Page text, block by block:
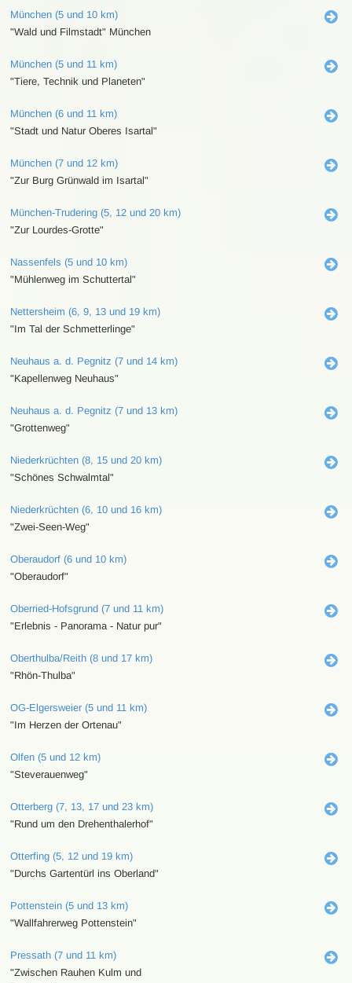
München (5 und 10 km)
"Wald und Filmstadt" München
München (5 und 11 km)
"Tiere, Technik und Planeten"
München (6 und 11 km)
"Stadt und Natur Oberes Isartal"
München (7 und 12 km)
"Zur Burg Grünwald im Isartal"
München-Trudering (5, 12 und 20 km)
"Zur Lourdes-Grotte"
Nassenfels (5 und 10 km)
"Mühlenweg im Schuttertal"
Nettersheim (6, 9, 13 und 19 km)
"Im Tal der Schmetterlinge"
Neuhaus a. d. Pegnitz (7 und 14 km)
"Kapellenweg Neuhaus"
Neuhaus a. d. Pegnitz (7 und 13 km)
"Grottenweg"
Niederkrüchten (8, 15 und 20 km)
"Schönes Schwalmtal"
Niederkrüchten (6, 10 und 16 km)
"Zwei-Seen-Weg"
Oberaudorf (6 und 10 km)
"Oberaudorf"
Oberried-Hofsgrund (7 und 11 km)
"Erlebnis - Panorama - Natur pur"
Oberthulba/Reith (8 und 17 km)
"Rhön-Thulba"
OG-Elgersweier (5 und 11 km)
"Im Herzen der Ortenau"
Olfen (5 und 12 km)
"Steverauenweg"
Otterberg (7, 13, 17 und 23 km)
"Rund um den Drehenthalerhof"
Otterfing (5, 12 und 19 km)
"Durchs Gartentürl ins Oberland"
Pottenstein (5 und 13 km)
"Wallfahrerweg Pottenstein"
Pressath (7 und 11 km)
"Zwischen Rauhen Kulm und